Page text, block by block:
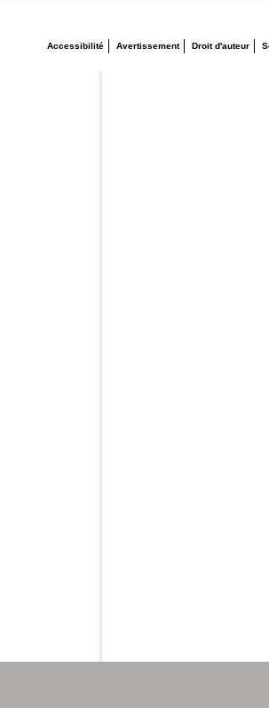
Accessibilité Avertissement Droit d'auteur